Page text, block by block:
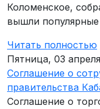
Коломенское,
вышли
Читать полностью
Пятница, 03
Соглашение о
правительства
Соглашение о